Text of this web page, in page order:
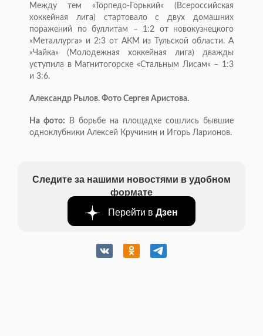
Между тем «Торпедо-Горький» (Всероссийская
хоккейная лига) стартовало с двух домашних
поражений по буллитам – 1:2 от новокузнецкого
«Металлурга» и 2:3 от АКМ из Тульской области. А
«Чайка» (Молодежная хоккейная лига) дважды
уступила в Магнитогорске «Стальным Лисам» – 1:3
и 3:6.
Александр Рылов. Фото Сергея Аристова.
На фото: В борьбе на площадке сошлись бывшие
одноклубники Алексей Кручинин и Игорь Ларионов.
Следите за нашими новостями в удобном
формате
Перейти в Дзен